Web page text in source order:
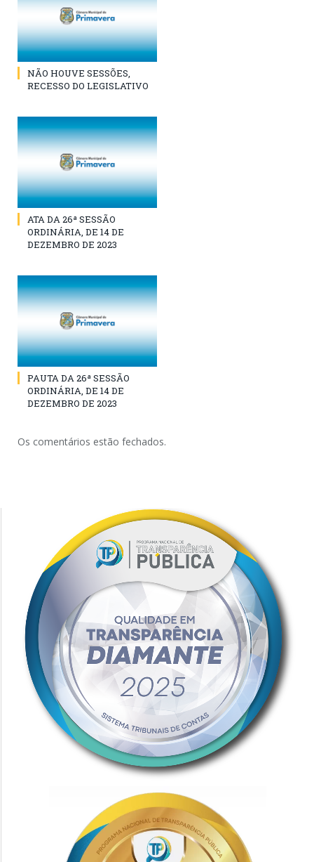
NÃO HOUVE SESSÕES,
RECESSO DO LEGISLATIVO
ATA DA 26ª SESSÃO
ORDINÁRIA, DE 14 DE
DEZEMBRO DE 2023
PAUTA DA 26ª SESSÃO
ORDINÁRIA, DE 14 DE
DEZEMBRO DE 2023
Os comentários estão fechados.